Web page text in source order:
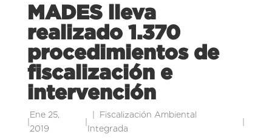
MADES lleva
realizado 1.370
procedimientos de
fiscalización e
intervención
|
Ene 25,
2019
|
Fiscalización Ambiental
Integrada
|